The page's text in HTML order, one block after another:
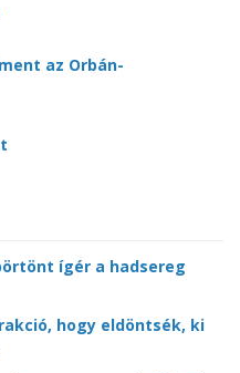
az Orbán-
ígér a hadsereg
hogy eldöntsék, ki